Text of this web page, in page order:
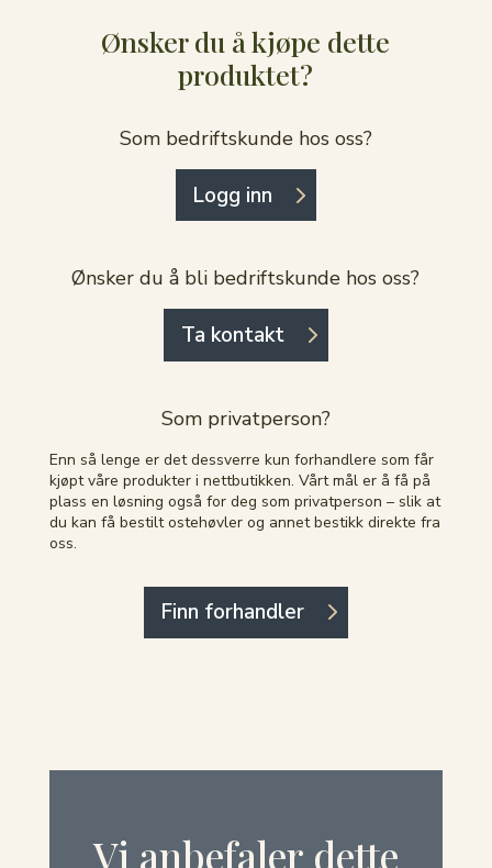
Ønsker du å kjøpe dette
produktet?
Som bedriftskunde hos oss?
Logg inn
Ønsker du å bli bedriftskunde hos oss?
Ta kontakt
Som privatperson?
Enn så lenge er det dessverre kun forhandlere som får
kjøpt våre produkter i nettbutikken. Vårt mål er å få på
plass en løsning også for deg som privatperson – slik at
du kan få bestilt ostehøvler og annet bestikk direkte fra
oss.
Finn forhandler
Vi anbefaler dette